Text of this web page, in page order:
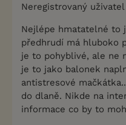
Neregistrovaný uživatel
Nejlépe hmatatelné to
předhrudí má hluboko
je to pohyblivé, ale ne
je to jako balonek
antistresové
do dlaně. Nikde na
informace co by to